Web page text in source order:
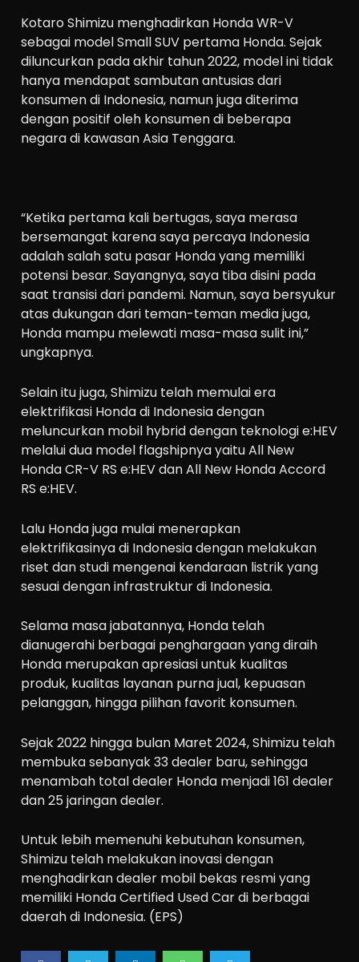
Kotaro Shimizu menghadirkan Honda WR-V
sebagai model Small SUV pertama Honda. Sejak
diluncurkan pada akhir tahun 2022, model ini tidak
hanya mendapat sambutan antusias dari
konsumen di Indonesia, namun juga diterima
dengan positif oleh konsumen di beberapa
negara di kawasan Asia Tenggara.
“Ketika pertama kali bertugas, saya merasa
bersemangat karena saya percaya Indonesia
adalah salah satu pasar Honda yang memiliki
potensi besar. Sayangnya, saya tiba disini pada
saat transisi dari pandemi. Namun, saya bersyukur
atas dukungan dari teman-teman media juga,
Honda mampu melewati masa-masa sulit ini,”
ungkapnya.
Selain itu juga, Shimizu telah memulai era
elektrifikasi Honda di Indonesia dengan
meluncurkan mobil hybrid dengan teknologi e:HEV
melalui dua model flagshipnya yaitu All New
Honda CR-V RS e:HEV dan All New Honda Accord
RS e:HEV.
Lalu Honda juga mulai menerapkan
elektrifikasinya di Indonesia dengan melakukan
riset dan studi mengenai kendaraan listrik yang
sesuai dengan infrastruktur di Indonesia.
Selama masa jabatannya, Honda telah
dianugerahi berbagai penghargaan yang diraih
Honda merupakan apresiasi untuk kualitas
produk, kualitas layanan purna jual, kepuasan
pelanggan, hingga pilihan favorit konsumen.
Sejak 2022 hingga bulan Maret 2024, Shimizu telah
membuka sebanyak 33 dealer baru, sehingga
menambah total dealer Honda menjadi 161 dealer
dan 25 jaringan dealer.
Untuk lebih memenuhi kebutuhan konsumen,
Shimizu telah melakukan inovasi dengan
menghadirkan dealer mobil bekas resmi yang
memiliki Honda Certified Used Car di berbagai
daerah di Indonesia. (EPS)